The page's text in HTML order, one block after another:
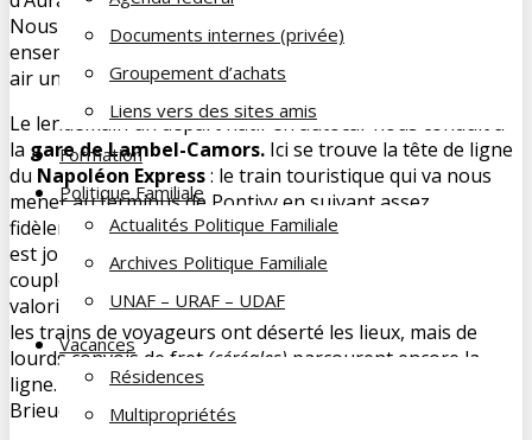
Documents internes (privée)
Groupement d’achats
Liens vers des sites amis
Formation
Politique Familiale
Actualités Politique Familiale
Archives Politique Familiale
UNAF – URAF – UDAF
Vacances
Résidences
Multipropriétés
Nous résidons à l’hôtel du Golf Saint-Laurent. Un bel
ensemble perdu dans la nature où nous attend en plein
air un sympathique apéritif de bienvenue.
Le lendemain un départ hâtif en autocar nous conduit à
la gare de Lambel-Camors. Ici se trouve la tête de ligne
du Napoléon Express: le train touristique qui va nous
mener au terminus de Pontivy en suivant assez
fidèlement le cours du fleuve côtier le Blavet. Cette gare
est joliment entretenue car occupée par un sympathique
couple d’anciens cheminots qui a cœur d’entretenir et
valoriser le patrimoine ferroviaire. Il y a longtemps que
les trains de voyageurs ont déserté les lieux, mais de
lourds convois de fret (céréales) parcourent encore la
ligne. Celle-ci au temps de sa splendeur reliait Saint-
Brieuc à Auray.